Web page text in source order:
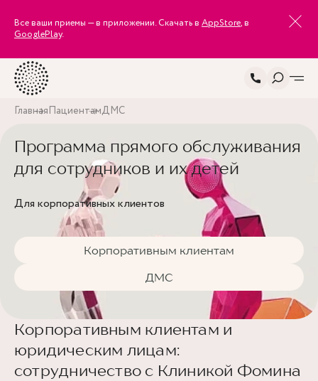
Все ваши приемы — в приложении. Скачать в AppStore, в
GooglePlay.
ГлавнаяПациентамДМС
Программа прямого обслуживания
для сотрудников и их детей
Для корпоративных клиентов
Корпоративным клиентам
ДМС
Корпоративным клиентам и
юридическим лицам:
сотрудничество с Клиникой Фомина